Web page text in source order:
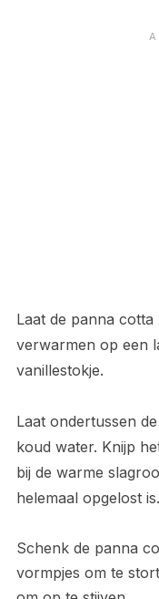
Laat de panna
verwarmen op een
vanillestokje.
Laat ondertussen
koud water. Knijp
bij de warme
helemaal opgelost is.
Schenk de panna
vormpjes om te